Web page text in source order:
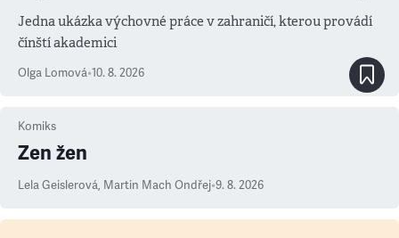
Jedna ukázka výchovné práce v zahraničí, kterou provádí
čínští akademici
Olga Lomová•10. 8. 2026
Komiks
Zen žen
Lela Geislerová, Martin Mach Ondřej•9. 8. 2026